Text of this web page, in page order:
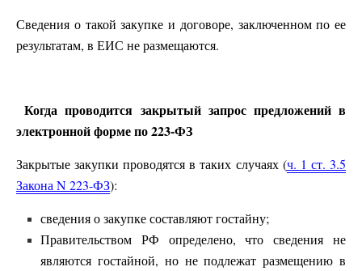
Сведения о такой закупке и договоре, заключенном по ее
результатам, в ЕИС не размещаются.
Когда проводится закрытый запрос предложений в
электронной форме по 223-ФЗ
Закрытые закупки проводятся в таких случаях (ч. 1 ст. 3.5
Закона N 223-ФЗ):
сведения о закупке составляют гостайну;
Правительством РФ определено, что сведения не
являются гостайной, но не подлежат размещению в